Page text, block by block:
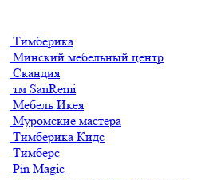
Тимберика
Минский мебельный центр
Скандия
тм SanRemi
Мебель Икея
Муромские мастера
Тимберика Кидс
Тимберс
Pin Magic